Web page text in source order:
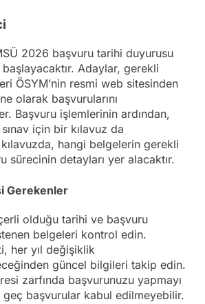
2026 başvuru tarihi duyurusu
başlayacaktır. Adaylar, gerekli
ÖSYM’nin resmi web sitesinden
olarak başvurularını
Başvuru işlemlerinin ardından,
için bir kılavuz da
hangi belgelerin gerekli
sürecinin detayları yer alacaktır.
Gerekenler
olduğu tarihi ve başvuru
belgeleri kontrol edin.
her yıl değişiklik
güncel bilgileri takip edin.
zarfında başvurunuzu yapmayı
geç başvurular kabul edilmeyebilir.